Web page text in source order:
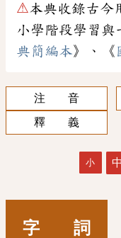
⚠本典收錄古今
小學階段學習與
典簡編本》、《
注 音
釋 義
小 中
字 詞